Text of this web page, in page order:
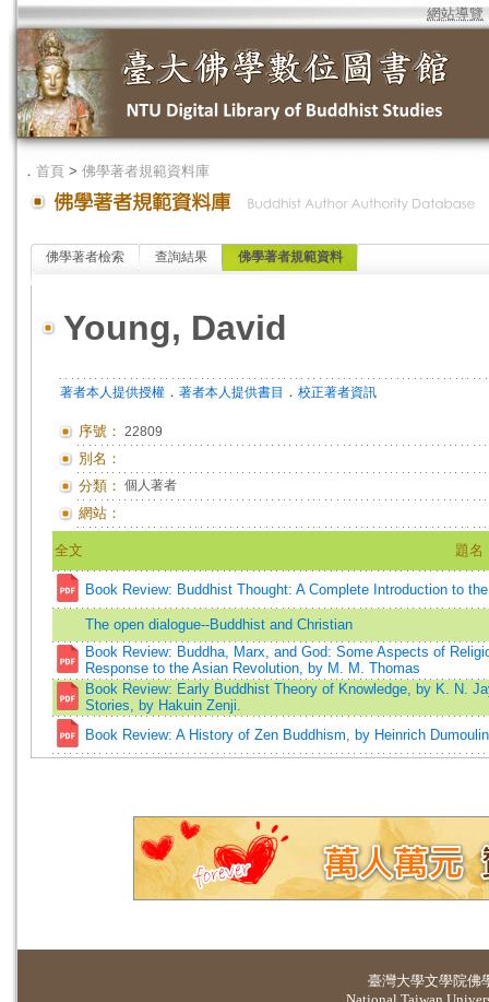
網站導覽
． 首頁 > 佛學著者規範資料庫
佛學著者檢索 查詢結果 佛學著者規範資料
Young, David
著者本人提供授權 ． 著者本人提供書目 ． 校正著者資訊
序號： 22809
別名：
分類： 個人著者
網站：
全文 題名
Book Review: Buddhist Thought: A Complete Introduction to
The open dialogue--Buddhist and Christian
Book Review: Buddha, Marx, and God: Some Aspects of
Response to the Asian Revolution, by M. M. Thomas
Book Review: Early Buddhist Theory of Knowledge, by K. N.
Stories, by Hakuin Zenji.
Book Review: A History of Zen Buddhism, by Heinrich
臺灣大學文學院佛